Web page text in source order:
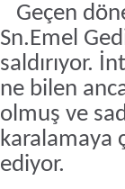
Geçen
Sn.Emel
saldırıyor.
ne bilen
olmuş ve
karalamaya
ediyor.